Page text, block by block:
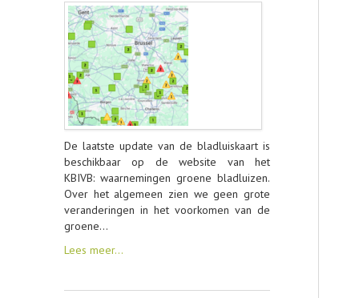
De laatste update van de bladluiskaart is
beschikbaar op de website van het
KBIVB: waarnemingen groene bladluizen.
Over het algemeen zien we geen grote
veranderingen in het voorkomen van de
groene…
Lees meer…